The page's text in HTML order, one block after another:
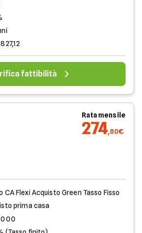
fattibilità
Rata mensile
274,80€
CA Flexi Acquisto Green Tasso Fisso
prima casa